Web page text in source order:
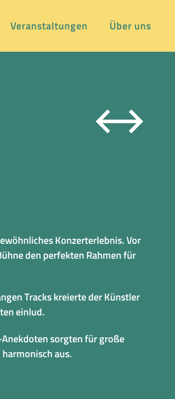
Veranstaltungen Über uns
Konzerterlebnis. Vor
den perfekten Rahmen für
Tracks kreierte der Künstler
einlud.
sorgten für große
aus.